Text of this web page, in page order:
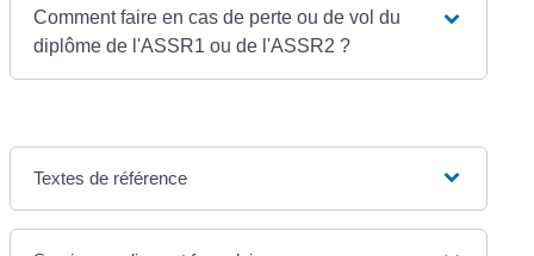
Comment faire en cas de perte ou de vol du
diplôme de l'ASSR1 ou de l'ASSR2 ?
Textes de référence